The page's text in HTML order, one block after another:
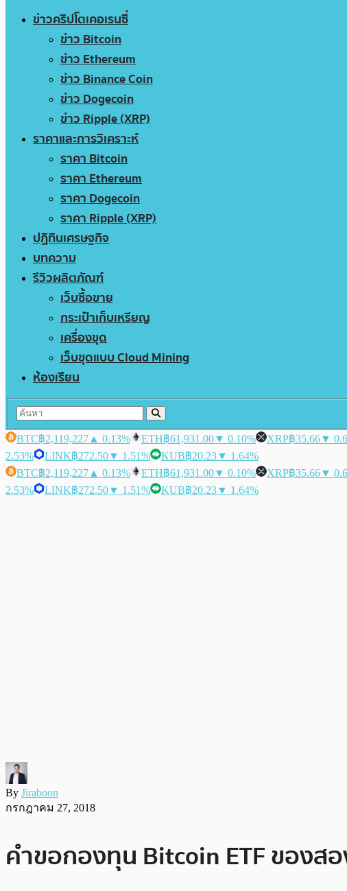
ข่าวคริปโตเคอเรนซี่
ข่าว Bitcoin
ข่าว Ethereum
ข่าว Binance Coin
ข่าว Dogecoin
ข่าว Ripple (XRP)
ราคาและการวิเคราะห์
ราคา Bitcoin
ราคา Ethereum
ราคา Dogecoin
ราคา Ripple (XRP)
ปฏิทินเศรษฐกิจ
บทความ
รีวิวผลิตภัณฑ์
เว็บซื้อขาย
กระเป๋าเก็บเหรียญ
เครื่องขุด
เว็บขุดแบบ Cloud Mining
ห้องเรียน
BTC฿2,119,227 ▲ 0.13% ETH฿61,931.00▼ 0.10% XRP฿35.66▼
2.53%
LINK฿272.50▼ 1.51% KUB฿20.23▼ 1.64%
BTC฿2,119,227 ▲ 0.13% ETH฿61,931.00▼ 0.10% XRP฿35.66▼
2.53%
LINK฿272.50▼ 1.51% KUB฿20.23▼ 1.64%
By Jiraboon
กรกฎาคม 27, 2018
คำขอกองทุน Bitcoin ETF ของส